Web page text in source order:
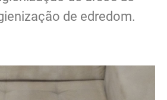
de edredom.